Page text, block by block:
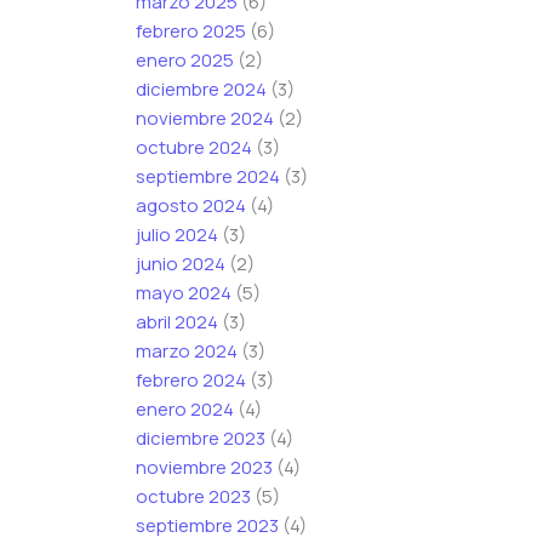
r
r
e
o
febrero 2025 (6)
enero 2025 (2)
diciembre 2024 (3)
noviembre 2024 (2)
octubre 2024 (3)
septiembre 2024 (3)
agosto 2024 (4)
julio 2024 (3)
junio 2024 (2)
mayo 2024 (5)
abril 2024 (3)
marzo 2024 (3)
febrero 2024 (3)
enero 2024 (4)
diciembre 2023 (4)
noviembre 2023 (4)
octubre 2023 (5)
septiembre 2023 (4)